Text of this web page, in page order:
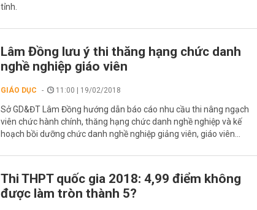
tỉnh.
Lâm Đồng lưu ý thi thăng hạng chức danh
nghề nghiệp giáo viên
GIÁO DỤC 11:00 | 19/02/2018
Sở GD&ĐT Lâm Đồng hướng dẫn báo cáo nhu cầu thi nâng ngạch
viên chức hành chính, thăng hạng chức danh nghề nghiệp và kế
hoạch bồi dưỡng chức danh nghề nghiệp giảng viên, giáo viên...
Thi THPT quốc gia 2018: 4,99 điểm không
được làm tròn thành 5?